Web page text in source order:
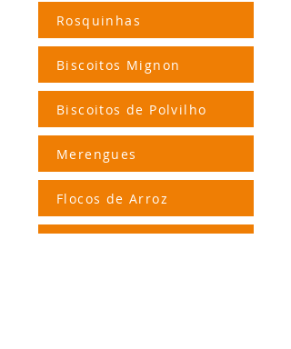
Rosquinhas
Biscoitos Mignon
Biscoitos de Polvilho
Merengues
Flocos de Arroz